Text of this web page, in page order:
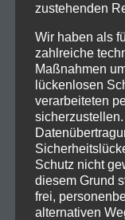
zustehenden
Wir haben als
zahlreiche
Maßnahmen
lückenlosen
verarbeiteten
Schutz nicht
diesem Grund
frei,
alternativen